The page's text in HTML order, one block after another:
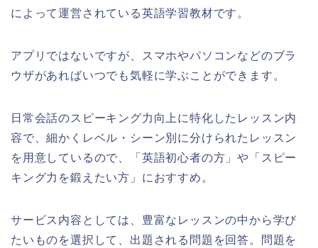
によって運営されている英語学習教材です。
アプリではないですが、スマホやパソコンなどのブラ
ウザがあればいつでも気軽に学ぶことができます。
日常会話のスピーキング力向上に特化したレッスン内
容で、細かくレベル・シーン別に分けられたレッスン
を用意しているので、「英語初心者の方」や「スピー
キング力を鍛えたい方」におすすめ。
サービス内容としては、豊富なレッスンの中から学び
たいものを選択して、出題される問題を回答。問題を